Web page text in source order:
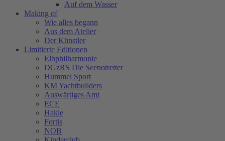
Auf dem Wasser
Making of
Wie alles begann
Aus dem Atelier
Der Künstler
Limitierte Editionen
Elbphilharmonie
DGzRS Die Seenotretter
Hummel Sport
KM Yachtbuilders
Auswärtiges Amt
ECE
Hakle
Fortis
NOB